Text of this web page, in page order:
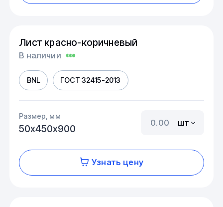
Лист красно-коричневый
В наличии
BNL ГОСТ 32415-2013
Размер, мм
50х450х900
шт
Узнать цену